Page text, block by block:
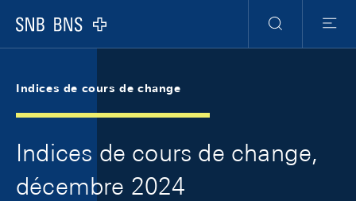
Logo
RechercheMenu
Indices de cours de change
Indices de cours de change,
décembre 2024